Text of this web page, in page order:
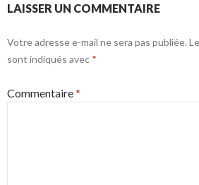
LAISSER UN COMMENTAIRE
Votre adresse e-mail ne sera pas publiée.
sont indiqués avec *
Commentaire*